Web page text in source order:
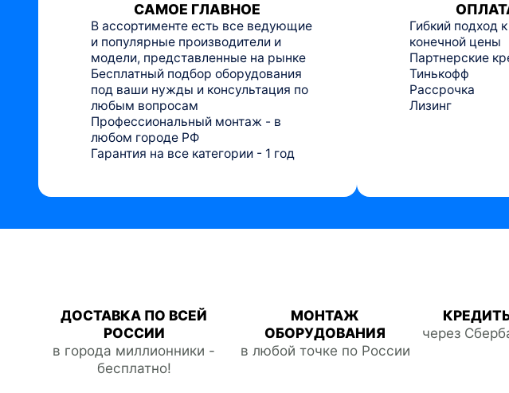
САМОЕ ГЛАВНОЕ
В ассортименте есть все ведующие
и популярные производители и
модели, представленные на рынке
Бесплатный подбор оборудования
под ваши нужды и консультация по
любым вопросам
Профессиональный монтаж - в
любом городе РФ
Гарантия на все категории - 1 год
Гибкий подход
конечной цены
Партнерские
Тинькофф
Рассрочка
Лизинг
ДОСТАВКА ПО ВСЕЙ
РОССИИ
в города миллионники -
бесплатно!
МОНТАЖ
ОБОРУДОВАНИЯ
в любой точке по России
через